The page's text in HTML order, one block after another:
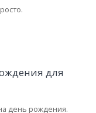
день рождения.